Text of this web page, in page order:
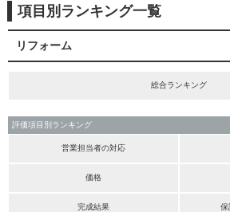
項目別ランキング一覧
リフォーム
総合ランキング
評価項目別ランキング
営業担当者の対応
価格
完成結果 保